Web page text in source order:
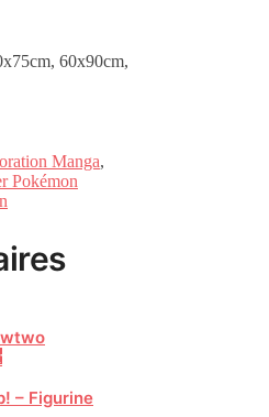
60x90cm,
Manga,
Pokémon
– Figurine